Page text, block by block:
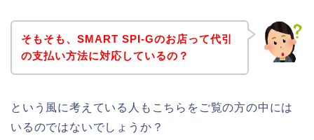
そもそも、SMART SPI-Gのお店って代引
の支払い方法に対応しているの？
という風に考えている人もこちらをご覧の方の中には
いるのではないでしょうか？